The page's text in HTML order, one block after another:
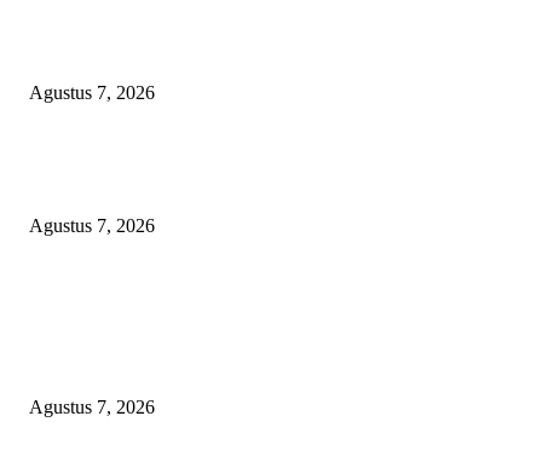
Agustus 7, 2026
Agustus 7, 2026
Agustus 7, 2026